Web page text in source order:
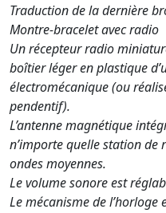
Traduction de la dernière
Montre-bracelet avec radio
Un récepteur radio
boîtier léger en plastique
électromécanique (ou
pendentif).
L’antenne magnétique
n’importe quelle station de
ondes moyennes.
Le volume sonore est
Le mécanisme de